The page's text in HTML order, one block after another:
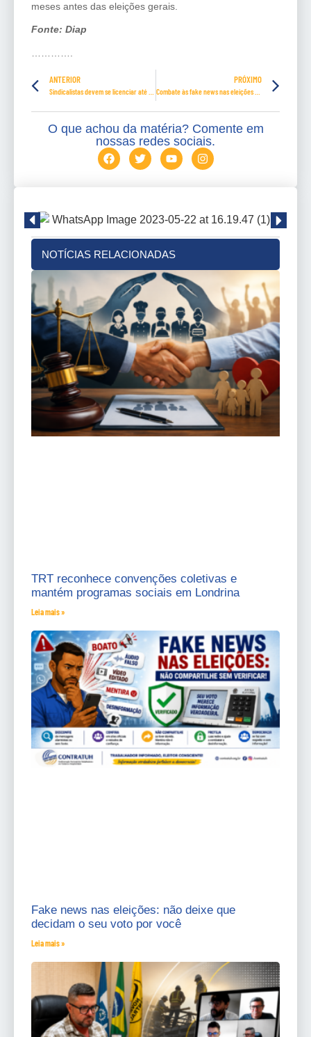
meses antes das eleições gerais.
Fonte: Diap
ANTERIOR PRÓXIMO
O que achou da matéria? Comente em
nossas redes sociais.
NOTÍCIAS RELACIONADAS
TRT reconhece convenções coletivas e
mantém programas sociais em Londrina
Leia mais »
Fake news nas eleições: não deixe que
decidam o seu voto por você
Leia mais »